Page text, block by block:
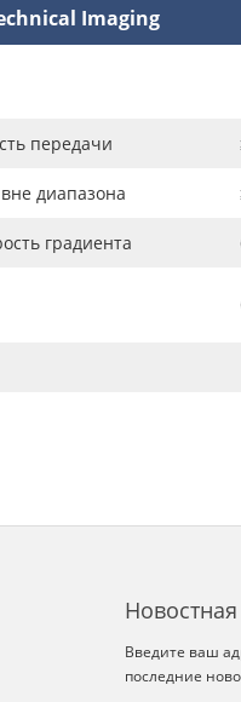
Imaging
передачи
диапазона
градиента
Введите ваш
последние